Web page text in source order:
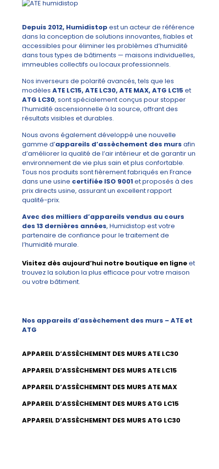
Depuis 2012, Humidistop est un acteur de référence
dans la conception de solutions innovantes, fiables et
accessibles pour éliminer les problèmes d’humidité
dans tous types de bâtiments — maisons individuelles,
immeubles collectifs ou locaux professionnels.
Nos inverseurs de polarité avancés, tels que les
modèles ATE LC15, ATE LC30, ATE MAX, ATG LC15 et
ATG LC30, sont spécialement conçus pour stopper
l’humidité ascensionnelle à la source, offrant des
résultats visibles et durables.
Nous avons également développé une nouvelle
gamme d’appareils d’assèchement des murs afin
d’améliorer la qualité de l’air intérieur et de garantir un
environnement de vie plus sain et plus confortable.
Tous nos produits sont fièrement fabriqués en France
dans une usine certifiée ISO 9001et proposés à des
prix directs usine, assurant un excellent rapport
qualité-prix.
Avec des milliers d’appareils vendus au cours
des 13 dernières années, Humidistop est votre
partenaire de confiance pour le traitement de
l’humidité murale.
Visitez dès aujourd’hui notre boutique en ligneet
trouvez la solution la plus efficace pour votre maison
ou votre bâtiment.
Nos appareils d’assèchement des murs – ATE et
ATG
APPAREIL D’ASSÈCHEMENT DES MURS ATE LC30
APPAREIL D’ASSÈCHEMENT DES MURS ATE LC15
APPAREIL D’ASSÈCHEMENT DES MURS ATE MAX
APPAREIL D’ASSÈCHEMENT DES MURS ATG LC15
APPAREIL D’ASSÈCHEMENT DES MURS ATG LC30